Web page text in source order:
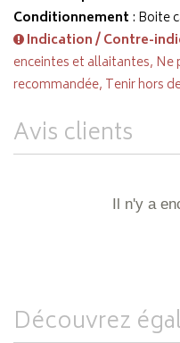
Conditionnement : Boite
Indication / Contre-
enceintes et allaitantes, Ne
recommandée, Tenir hors
Avis clients
Il n'y a
Découvrez